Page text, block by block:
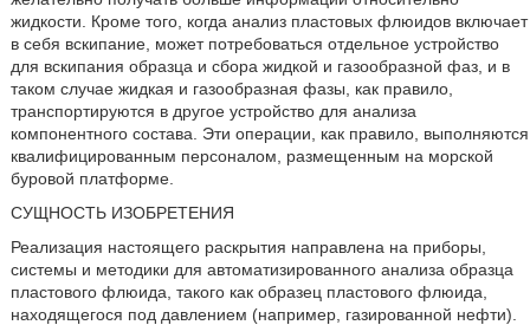
жидкости. Кроме того, когда анализ пластовых флюидов включает
в себя вскипание, может потребоваться отдельное устройство
для вскипания образца и сбора жидкой и газообразной фаз, и в
таком случае жидкая и газообразная фазы, как правило,
транспортируются в другое устройство для анализа
компонентного состава. Эти операции, как правило, выполняются
квалифицированным персоналом, размещенным на морской
буровой платформе.
СУЩНОСТЬ ИЗОБРЕТЕНИЯ
Реализация настоящего раскрытия направлена на приборы,
системы и методики для автоматизированного анализа образца
пластового флюида, такого как образец пластового флюида,
находящегося под давлением (например, газированной нефти).